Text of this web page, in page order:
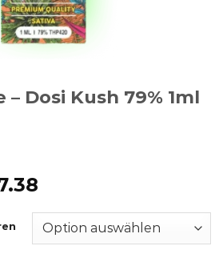
– Dosi Kush 79% 1ml
bis
€127.38